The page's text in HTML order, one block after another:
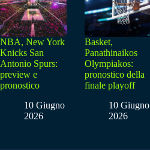
NBA, New York
Knicks San
Antonio Spurs:
preview e
pronostico
10 Giugno
2026
Basket,
Panathinaikos
Olympiakos:
pronostico della
finale playoff
10 Giugno
2026